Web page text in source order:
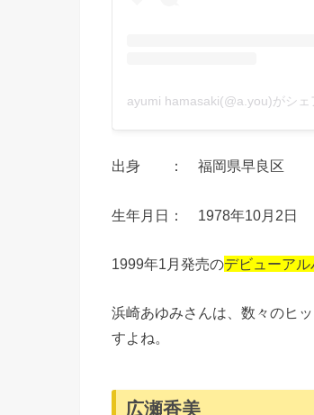
ayumi hamasaki(@a.you)がシェ
出身 ： 福岡県早良区
生年月日： 1978年10月2日
1999年1月発売のデビューア
浜崎あゆみさんは、数々のヒ
すよね。
広瀬香美